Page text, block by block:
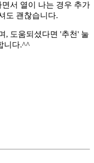
서 열이 나는 경우 추가
도 괜찮습니다.
, 도움되셨다면 '추천' 눌
니다.^^